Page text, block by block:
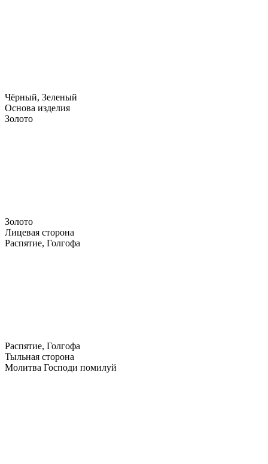
Чёрный, Зеленый
Основа изделия
Золото
Золото
Лицевая сторона
Распятие, Голгофа
Распятие, Голгофа
Тыльная сторона
Молитва Господи помилуй